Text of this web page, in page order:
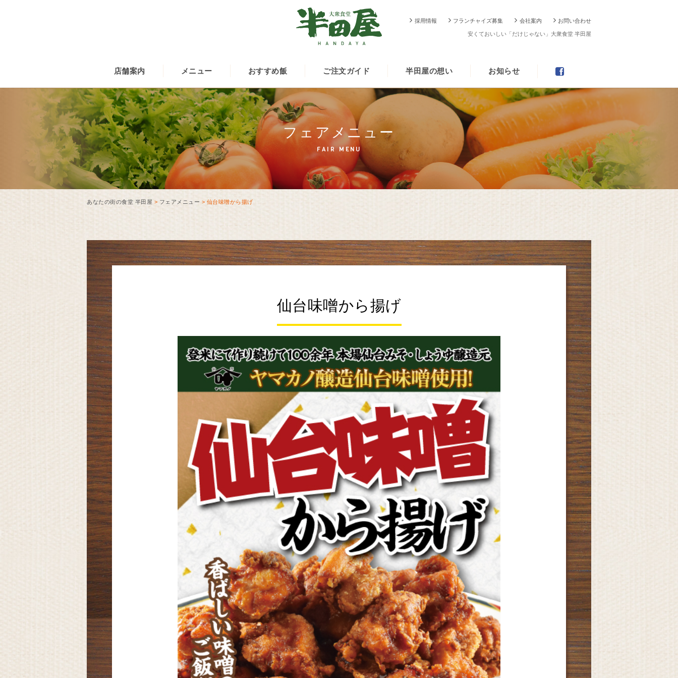
採用情報 フランチャイズ募集 会社案内 お問い合わせ
安くておいしい「だけじゃない」大衆食堂 半田屋
店舗案内 メニュー おすすめ飯 ご注文ガイド 半田屋の想い お知らせ
フェアメニュー
FAIR MENU
あなたの街の食堂 半田屋 > フェアメニュー > 仙台味噌から揚げ
仙台味噌から揚げ